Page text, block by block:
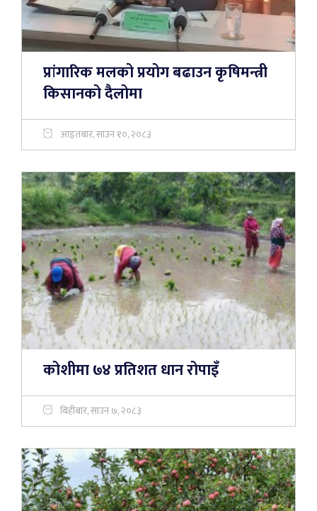
प्रांगारिक मलको प्रयोग बढाउन कृषिमन्त्री
किसानको दैलोमा
आइतबार, साउन १०, २०८३
कोशीमा ७४ प्रतिशत धान रोपाइँ
बिहीबार, साउन ७, २०८३